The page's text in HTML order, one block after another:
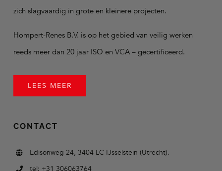
zich slagvaardig in grote en kleinere projecten.
Hompert-Renes B.V. is op het gebied van veilig werken
reeds meer dan 20 jaar ISO en VCA – gecertificeerd.
LEES MEER
CONTACT
Edisonweg 24, 3404 LC IJsselstein (Utrecht).
tel: +31 306063764